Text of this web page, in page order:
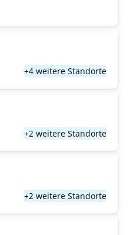
+4 weitere Standorte
+2 weitere Standorte
+2 weitere Standorte